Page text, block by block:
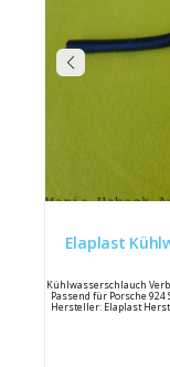
Elaplast
Kühlwasserschlauch
Passend für Porsche 924
Hersteller: Elaplast